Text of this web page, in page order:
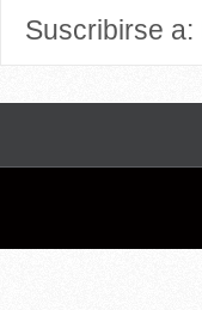
Suscribirse a: